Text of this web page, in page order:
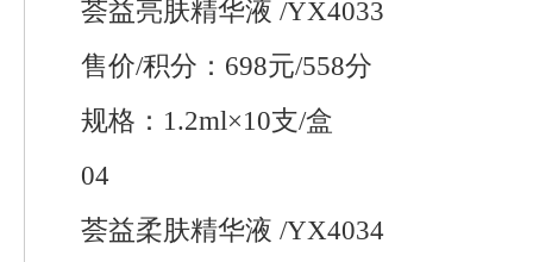
荟益亮肤精华液 /YX4033
售价/积分：698元/558分
规格：1.2ml×10支/盒
04
荟益柔肤精华液 /YX4034